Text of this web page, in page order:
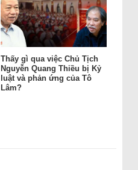
Thấy gì qua việc Chủ Tịch
Nguyễn Quang Thiều bị Kỷ
luật và phản ứng của Tô
Lâm?